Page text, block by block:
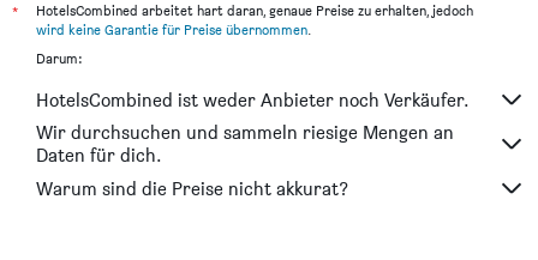
*
HotelsCombined arbeitet hart daran, genaue Preise zu erhalten, jedoch
wird keine Garantie für Preise übernommen.
Darum:
HotelsCombined ist weder Anbieter noch Verkäufer.
Wir durchsuchen und sammeln riesige Mengen an
Daten für dich.
Warum sind die Preise nicht akkurat?